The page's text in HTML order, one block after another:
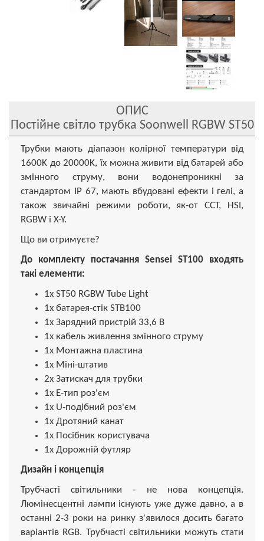
ОПИС
Постійне світло трубка Soonwell RGBW ST50
Трубки мають діапазон колірної температури від
1600K до 20000K, їх можна живити від батарей або
змінного струму, вони водонепроникні за
стандартом IP 67, мають вбудовані ефекти і гелі, а
також звичайні режими роботи, як-от CCT, HSI,
RGBW і X-Y.
Що ви отримуєте?
До комплекту постачання Sensei ST100 входять
такі елементи:
1x ST50 RGBW Tube Light
1x батарея-стік STB100
1x Зарядний пристрій 33,6 В
1x кабель живлення змінного струму
1x Монтажна пластина
1x Міні-штатив
2x Затискач для трубки
1x E-тип роз'єм
1x U-подібний роз'єм
1x Дротяний канат
1x Посібник користувача
1x Дорожній футляр
Дизайн і концепція
Трубчасті світильники - не нова концепція.
Люмінесцентні лампи існують уже дуже давно, а в
останні 2-3 роки на ринку з'явилося досить багато
варіантів RGB. Трубчасті світильники можуть стати